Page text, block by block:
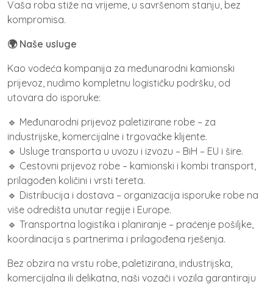
Vaša roba stiže na vrijeme, u savršenom stanju, bez
kompromisa.
🌍 Naše usluge
Kao vodeća kompanija za međunarodni kamionski
prijevoz, nudimo kompletnu logističku podršku, od
utovara do isporuke:
🔹 Međunarodni prijevoz paletizirane robe – za
industrijske, komercijalne i trgovačke klijente.
🔹 Usluge transporta u uvozu i izvozu – BiH – EU i šire.
🔹 Cestovni prijevoz robe – kamionski i kombi transport,
prilagođen količini i vrsti tereta.
🔹 Distribucija i dostava – organizacija isporuke robe na
više odredišta unutar regije i Europe.
🔹 Transportna logistika i planiranje – praćenje pošiljke,
koordinacija s partnerima i prilagođena rješenja.
Bez obzira na vrstu robe, paletizirana, industrijska,
komercijalna ili delikatna, naši vozači i vozila garantiraju